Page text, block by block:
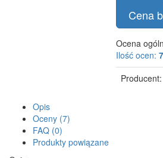
Cena
Ocena
Ilość ocen: 7
Producent:
Opis
Oceny (7)
FAQ (0)
Produkty powiązane